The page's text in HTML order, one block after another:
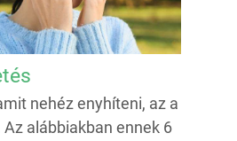
nehéz enyhíteni, az a
alábbiakban ennek 6